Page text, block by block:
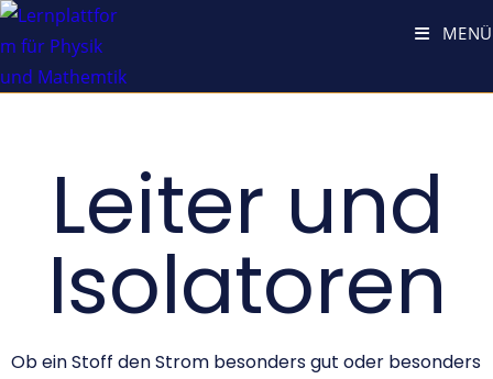
MENÜ
Leiter und
Isolatoren
Ob ein Stoff den Strom besonders gut oder besonders